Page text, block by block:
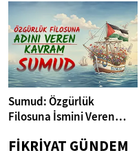
Sumud: Özgürlük
Filosuna İsmini Veren
FİKRİYAT GÜNDEM